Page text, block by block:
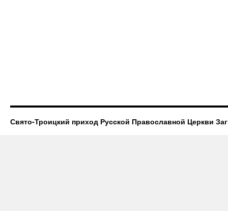
Свято-Троицкий приход Русской Православной Церкви